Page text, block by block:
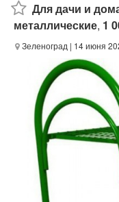
Для дачи и
металлические, 1
Зеленоград | 14 июня